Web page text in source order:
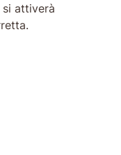
attiverà